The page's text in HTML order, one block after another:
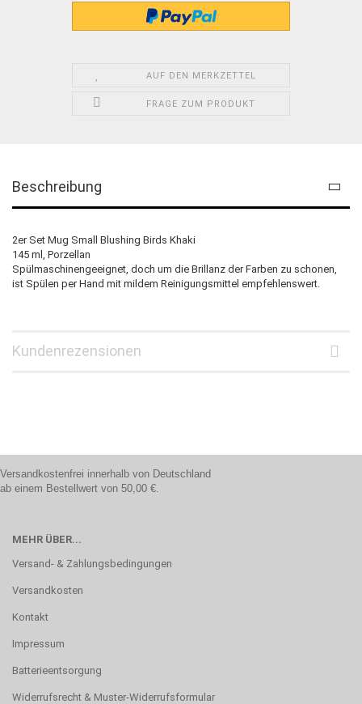
AUF DEN MERKZETTEL
FRAGE ZUM PRODUKT
Beschreibung
2er Set Mug Small Blushing Birds Khaki
145 ml, Porzellan
Spülmaschinengeeignet, doch um die Brillanz der Farben zu schonen,
ist Spülen per Hand mit mildem Reinigungsmittel empfehlenswert.
Kundenrezensionen
Versandkostenfrei innerhalb von Deutschland
ab einem Bestellwert von 50,00 €.
MEHR ÜBER...
Versand- & Zahlungsbedingungen
Versandkosten
Kontakt
Impressum
Batterieentsorgung
Widerrufsrecht & Muster-Widerrufsformular